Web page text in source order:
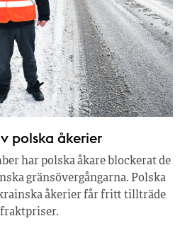
polska åkerier
har polska åkare blockerat de
gränsövergångarna. Polska
åkerier får fritt tillträde